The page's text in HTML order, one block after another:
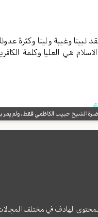
نبينا وغيبة ولينا وكثرة
الاسلام هي العليا وكلمة
الشيخ حبيب الكاظمي فقط، ولم يمر
المحتوى الهادف في مختلف